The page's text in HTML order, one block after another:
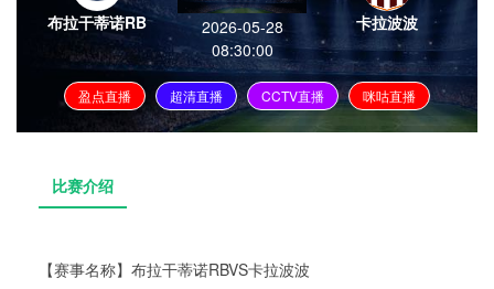
布拉干蒂诺RB
2026-05-28
08:30:00
卡拉波波
盈点直播 超清直播 CCTV直播 咪咕直播
【赛事名称】 布拉干蒂诺RBVS卡拉波波